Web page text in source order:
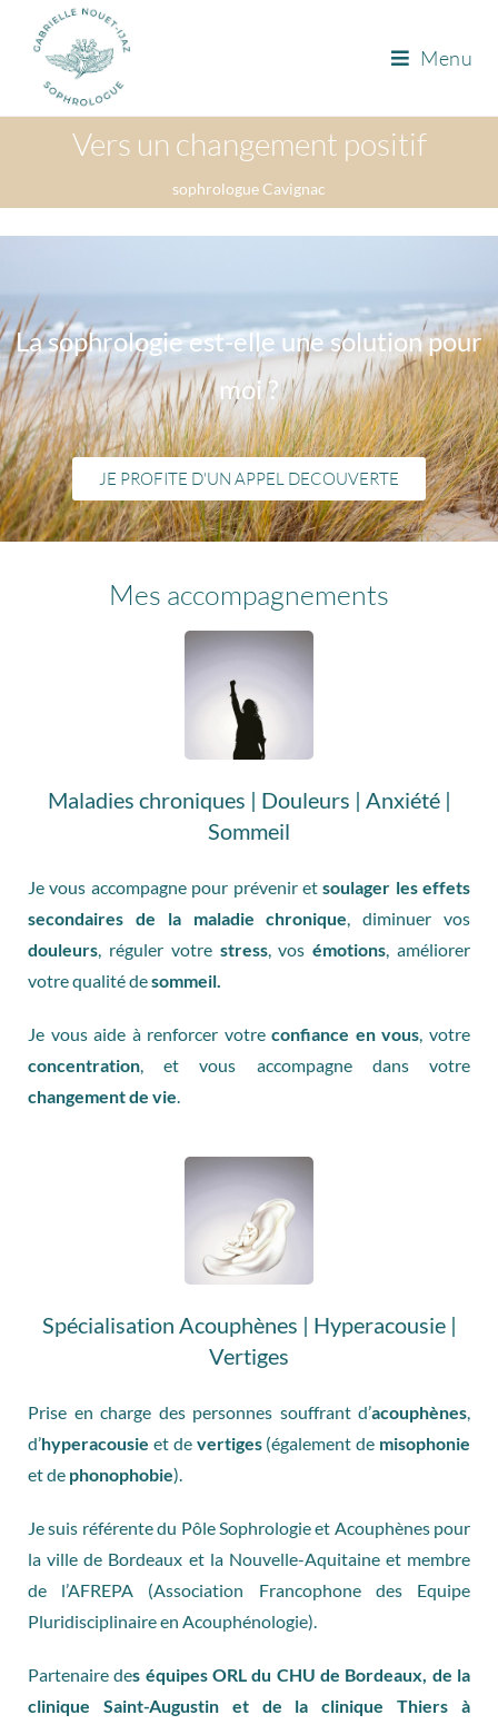
Menu
Vers un changement positif
sophrologue Cavignac
La sophrologie est-elle une solution pour
moi ?
JE PROFITE D'UN APPEL DECOUVERTE
Mes accompagnements
Maladies chroniques | Douleurs | Anxiété |
Sommeil
Je vous accompagne pour prévenir etsoulager les effets
secondaires de la maladie chronique , diminuer vos
douleurs , réguler votre stress, vosémotions , améliorer
votre qualité desommeil.
Je vous aide à renforcer votreconfiance en vous , votre
concentration , et vous accompagne dans votre
changement de vie
Spécialisation Acouphènes | Hyperacousie |
Vertiges
Prise en charge des personnes souffrant d’acouphènes,
d’hyperacousie et de vertiges (également de misophonie
et de phonophobie).
Je suis référente du Pôle Sophrologie et Acouphènes pour
la ville de Bordeaux et la Nouvelle-Aquitaine et membre
de l’AFREPA (Association Francophone des Equipe
Pluridisciplinaire en Acouphénologie).
Partenaire des équipes ORL du CHU de Bordeaux, de la
clinique Saint-Augustin et de la clinique Thiers à